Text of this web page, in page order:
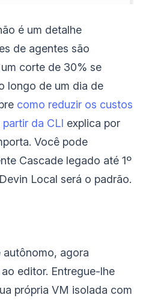
é um detalhe
de agentes são
corte de 30% se
longo de um dia de
como reduzir os custos
da CLI explica por
Você pode
Cascade legado até 1º
Local será o padrão.
autônomo, agora
editor. Entregue-lhe
própria VM isolada com